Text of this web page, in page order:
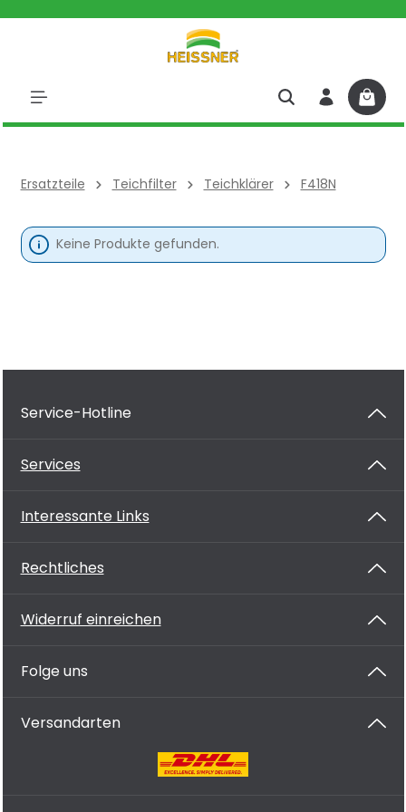
Ersatzteile Teichfilter Teichklärer F418N
Keine Produkte gefunden.
Service-Hotline
Services
Interessante Links
Rechtliches
Widerruf einreichen
Folge uns
Versandarten